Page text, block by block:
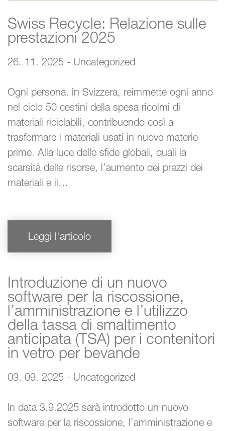
Swiss Recycle: Relazione sulle
prestazioni 2025
26. 11. 2025 - Uncategorized
Ogni persona, in Svizzera, reimmette ogni anno
nel ciclo 50 cestini della spesa ricolmi di
materiali riciclabili, contribuendo così a
trasformare i materiali usati in nuove materie
prime. Alla luce delle sfide globali, quali la
scarsità delle risorse, l’aumento dei prezzi dei
materiali e il…
Leggi l'articolo
Introduzione di un nuovo
software per la riscossione,
l’amministrazione e l’utilizzo
della tassa di smaltimento
anticipata (TSA) per i contenitori
in vetro per bevande
03. 09. 2025 - Uncategorized
In data 3.9.2025 sarà introdotto un nuovo
software per la riscossione, l’amministrazione e